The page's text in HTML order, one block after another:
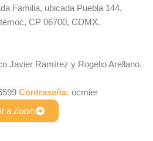
Familia, ubicada Puebla 144,
CP 06700, CDMX.
Javier Ramírez y Rogelio Arellano.
Contraseña: ocmier
Ir a Zoom